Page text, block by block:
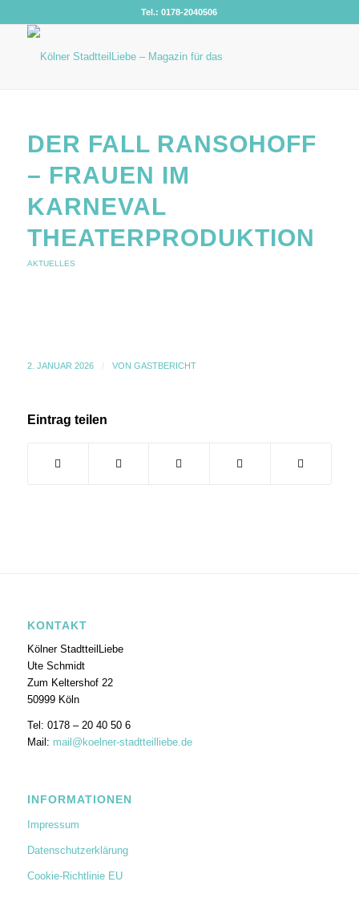
Tel.: 0178-2040506
DER FALL RANSOHOFF
– FRAUEN IM
KARNEVAL
THEATERPRODUKTION
AKTUELLES
2. JANUAR 2026 / VON GASTBERICHT
Eintrag teilen
KONTAKT
Kölner StadtteilLiebe
Ute Schmidt
Zum Keltershof 22
50999 Köln
Tel: 0178 – 20 40 50 6
Mail: mail@koelner-stadtteilliebe.de
INFORMATIONEN
Impressum
Datenschutzerklärung
Cookie-Richtlinie EU